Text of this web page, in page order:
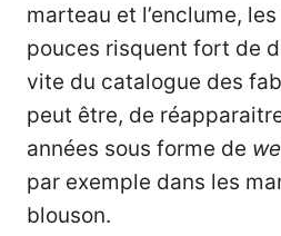
marteau et l’enclume,
pouces risquent fort de
vite du catalogue des
peut être, de
années sous forme de
par exemple dans les
blouson.